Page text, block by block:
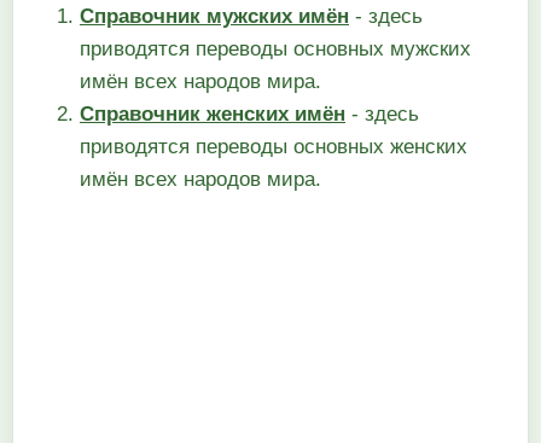
Справочник мужских имён - здесь
приводятся переводы основных мужских
имён всех народов мира.
Справочник женских имён - здесь
приводятся переводы основных женских
имён всех народов мира.